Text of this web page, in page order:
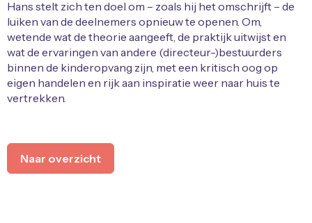
Hans stelt zich ten doel om – zoals hij het omschrijft – de
luiken van de deelnemers opnieuw te openen. Om,
wetende wat de theorie aangeeft, de praktijk uitwijst en
wat de ervaringen van andere (directeur-)bestuurders
binnen de kinderopvang zijn, met een kritisch oog op
eigen handelen en rijk aan inspiratie weer naar huis te
vertrekken.
Naar overzicht